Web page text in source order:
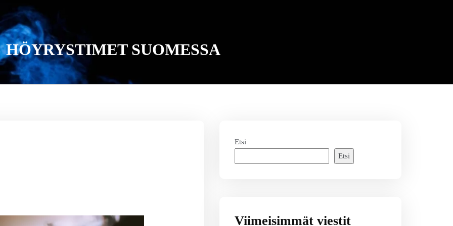
HÖYRYSTIMET SUOMESSA
Etsi
Etsi
Viimeisimmät viestit